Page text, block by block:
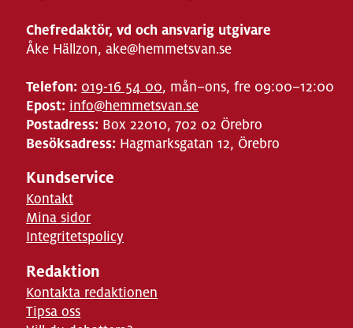
Chefredaktör, vd och ansvarig utgivare
Åke Hällzon, ake@hemmetsvan.se
Telefon: 019-16 54 00, mån–ons, fre 09:00–12:00
Epost: info@hemmetsvan.se
Postadress: Box 22010, 702 02 Örebro
Besöksadress: Hagmarksgatan 12, Örebro
Kundservice
Kontakt
Mina sidor
Integritetspolicy
Redaktion
Kontakta redaktionen
Tipsa oss